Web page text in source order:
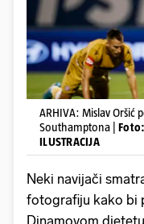
ARHIVA: Mislav Oršić
Southamptona |
ILUSTRACIJA
Neki navijači
fotografiju kako bi